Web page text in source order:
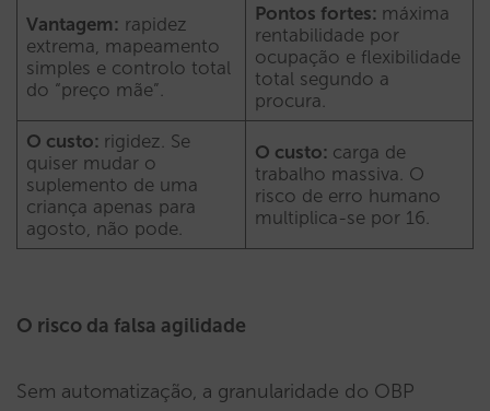
Vantagem: rapidez
extrema, mapeamento
simples e controlo total
do “preço mãe”.
Pontos fortes: máxima
rentabilidade por
ocupação e flexibilidade
total segundo a
procura.
O custo: rigidez. Se
quiser mudar o
suplemento de uma
criança apenas para
agosto, não pode.
O custo: carga de
trabalho massiva. O
risco de erro humano
multiplica-se por 16.
O risco da falsa agilidade
Sem automatização, a granularidade do OBP